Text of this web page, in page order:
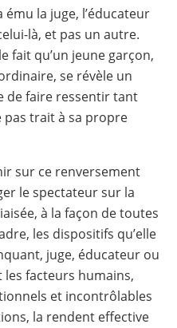
ému la juge, l’éducateur
là, et pas un autre.
fait qu’un jeune garçon,
se révèle un
de faire ressentir tant
pas trait à sa propre
sur ce renversement
le spectateur sur la
à la façon de toutes
les dispositifs qu’elle
juge, éducateur ou
facteurs humains,
et incontrôlables
la rendent effective